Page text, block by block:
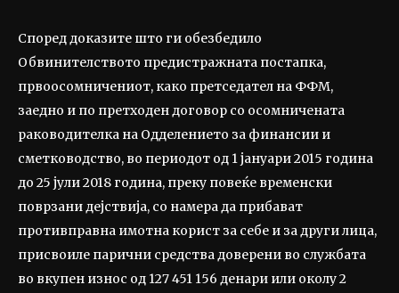
Според доказите што ги обезбедило
Обвинителството предистражната постапка,
првоосомничениот, како претседател на ФФМ,
заедно и по претходен договор со осомничената
раководителка на Одделението за финансии и
сметководство, во периодот од 1 јануари 2015 година
до 25 јули 2018 година, преку повеќе временски
поврзани дејствија, со намера да прибават
противправна имотна корист за себе и за други лица,
присвоиле парични средства доверени во службата
во вкупен износ од 127 451 156 денари или околу 2